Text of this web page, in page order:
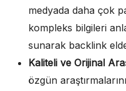
medyada daha çok
kompleks bilgileri
sunarak backlink elde
Kaliteli ve Orijinal
özgün